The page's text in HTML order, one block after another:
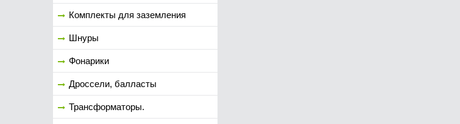
Комплекты для заземления
Шнуры
Фонарики
Дроссели, балласты
Трансформаторы.